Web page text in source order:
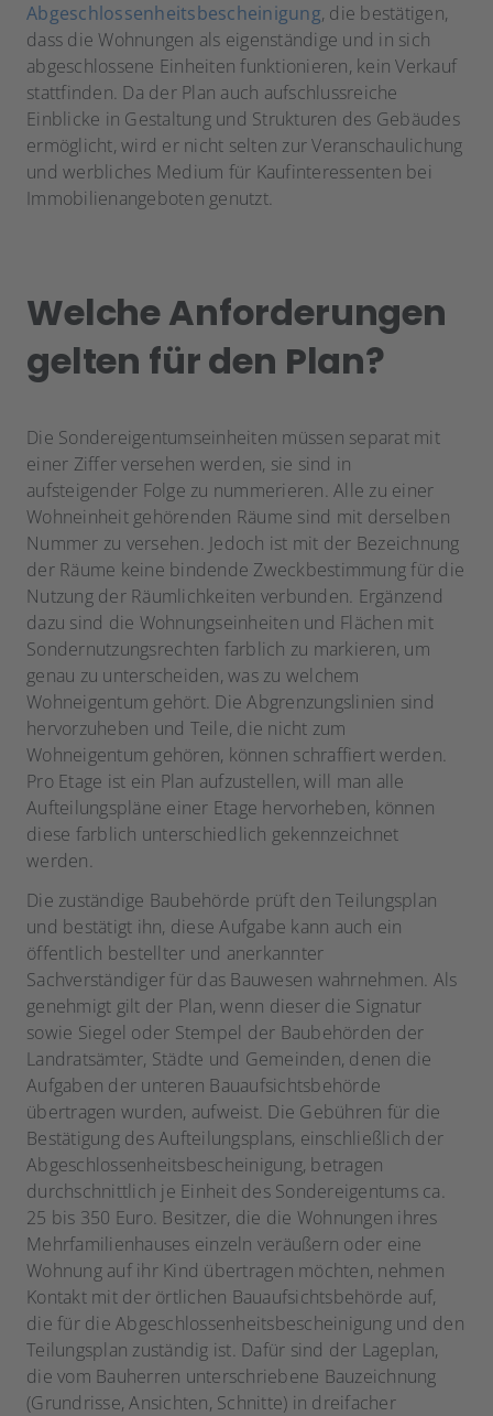
Abgeschlossenheitsbescheinigung, die bestätigen,
dass die Wohnungen als eigenständige und in sich
abgeschlossene Einheiten funktionieren, kein Verkauf
stattfinden. Da der Plan auch aufschlussreiche
Einblicke in Gestaltung und Strukturen des Gebäudes
ermöglicht, wird er nicht selten zur Veranschaulichung
und werbliches Medium für Kaufinteressenten bei
Immobilienangeboten genutzt.
Welche Anforderungen
gelten für den Plan?
Die Sondereigentumseinheiten müssen separat mit
einer Ziffer versehen werden, sie sind in
aufsteigender Folge zu nummerieren. Alle zu einer
Wohneinheit gehörenden Räume sind mit derselben
Nummer zu versehen. Jedoch ist mit der Bezeichnung
der Räume keine bindende Zweckbestimmung für die
Nutzung der Räumlichkeiten verbunden. Ergänzend
dazu sind die Wohnungseinheiten und Flächen mit
Sondernutzungsrechten farblich zu markieren, um
genau zu unterscheiden, was zu welchem
Wohneigentum gehört. Die Abgrenzungslinien sind
hervorzuheben und Teile, die nicht zum
Wohneigentum gehören, können schraffiert werden.
Pro Etage ist ein Plan aufzustellen, will man alle
Aufteilungspläne einer Etage hervorheben, können
diese farblich unterschiedlich gekennzeichnet
werden.
Die zuständige Baubehörde prüft den Teilungsplan
und bestätigt ihn, diese Aufgabe kann auch ein
öffentlich bestellter und anerkannter
Sachverständiger für das Bauwesen wahrnehmen. Als
genehmigt gilt der Plan, wenn dieser die Signatur
sowie Siegel oder Stempel der Baubehörden der
Landratsämter, Städte und Gemeinden, denen die
Aufgaben der unteren Bauaufsichtsbehörde
übertragen wurden, aufweist. Die Gebühren für die
Bestätigung des Aufteilungsplans, einschließlich der
Abgeschlossenheitsbescheinigung, betragen
durchschnittlich je Einheit des Sondereigentums ca.
25 bis 350 Euro. Besitzer, die die Wohnungen ihres
Mehrfamilienhauses einzeln veräußern oder eine
Wohnung auf ihr Kind übertragen möchten, nehmen
Kontakt mit der örtlichen Bauaufsichtsbehörde auf,
die für die Abgeschlossenheitsbescheinigung und den
Teilungsplan zuständig ist. Dafür sind der Lageplan,
die vom Bauherren unterschriebene Bauzeichnung
(Grundrisse, Ansichten, Schnitte) in dreifacher